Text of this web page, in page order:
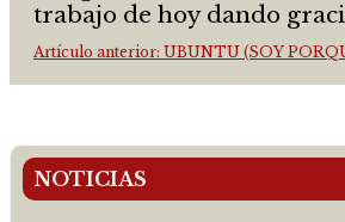
trabajo de hoy dando
Artículo anterior: UBUNTU (SOY
NOTICIAS